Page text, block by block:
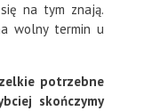
na tym znają.
wolny termin u
potrzebne
skończymy